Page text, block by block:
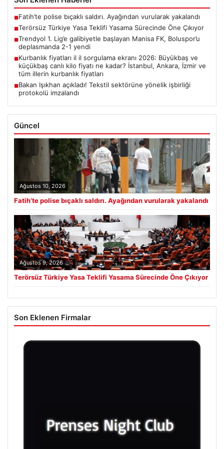
■Fatih’te polise bıçaklı saldırı. Ayağından vurularak yakalandı
■Terörsüz Türkiye Yasa Teklifi Yasama Sürecinde Öne Çıkıyor
■Trendyol 1. Lig’e galibiyetle başlayan Manisa FK, Boluspor’u
deplasmanda 2-1 yendi
■Kurbanlık fiyatları il il sorgulama ekranı 2026: Büyükbaş ve
küçükbaş canlı kilo fiyatı ne kadar? İstanbul, Ankara, İzmir ve
tüm illerin kurbanlık fiyatları
■Bakan Işıkhan açıkladı! Tekstil sektörüne yönelik işbirliği
protokolü imzalandı
Güncel
Ağustos 10, 2026
Fatih’te polise bıçaklı saldırı. Ayağından vurularak yakalandı
Ağustos 9, 2026
Terörsüz Türkiye Yasa Teklifi Yasama Sürecinde Öne Çıkıyor
Son Eklenen Firmalar